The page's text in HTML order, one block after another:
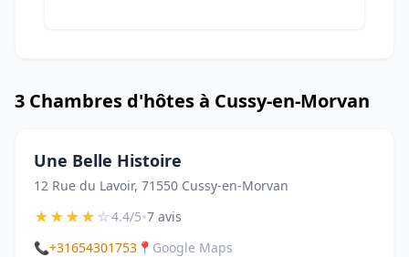
3 Chambres d'hôtes à Cussy-en-Morvan
Une Belle Histoire
12 Rue du Lavoir, 71550 Cussy-en-Morvan
★★★★☆4.4/5•7 avis
📞+31654301753 📍 Google Maps